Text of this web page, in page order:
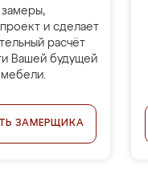
замеры,
и сделает
расчёт
Вашей будущей
мебели.
ЗАМЕРЩИКА